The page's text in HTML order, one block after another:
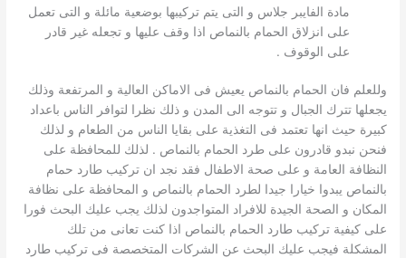
مادة الفايبر جلاس و التى يتم تركيبها بوضعية مائلة و التى تعمل
على انزلاق الحمام بالنماص اذا وقف عليها و تجعله غير قادر
على الوقوف .
وللعلم فان الحمام بالنماص يعيش فى الاماكن العالية و المرتفعة وذلك
يجعلها تترك الجبال و تتوجه الى المدن و ذلك نظرا لتوافر الناس باعداد
كبيرة حيث انها تعتمد فى التغذية على بقايا الناس من الطعام و لذلك
فنحن نبدو قادرون على طرد الحمام بالنماص . لذلك للمحافظة على
النظافة العامة و على صحة الاطفال فقد نجد ان تركيب طارد حمام
بالنماص يبدوا خيارا جيدا لطرد الحمام بالنماص و المحافظة على نظافة
المكان و الصحة الجيدة للافراد المتواجدون لذلك يجب عليك البحث فورا
على كيفية تركيب طارد الحمام بالنماص اذا كنت تعانى من تلك
المشكلة فيجب عليك البحث عن الشركات المتخصصة فى تركيب طارد